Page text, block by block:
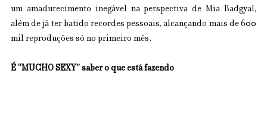
um amadurecimento inegável na perspectiva de Mia Badgyal,
além de já ter batido recordes pessoais, alcançando mais de 600
mil reproduções só no primeiro mês.
É “MUCHO SEXY” saber o que está fazendo